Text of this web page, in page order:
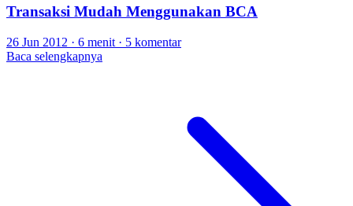
Transaksi Mudah Menggunakan BCA
26 Jun 2012 · 6 menit · 5 komentar
Baca selengkapnya